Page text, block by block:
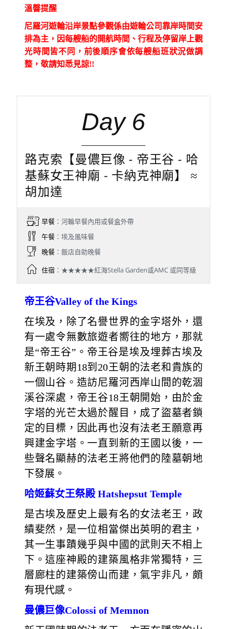
溫韾提醒
尼羅河遊輪沿岸景點參觀係由遊輪公司靠岸時間安
排為主，因每艘船的開航時間、行程及停留岸上觀
光時間皆不同，前後順序會依每艘船班狀況做調
整，敬請知悉見諒!!
Day 6
路克索【曼儂巨像 - 帝王谷 - 哈
基蘇女王神廟 - 卡納克神廟】 ≈
胡加達
早餐：河輪早餐內用或餐盒外帶
午餐：埃及風味餐
晚餐：飯店自助晚餐
住宿：★★★★★紅海Stella Garden或AMC 或同等級
帝王谷Valley of the Kings
在埃及，除了名譽世界的金字塔外，還
有一處令無數旅遊者嚮往的地方，那就
是“帝王谷”。帝王谷是埃及埋葬古埃及
新王朝時期18到20王朝的法老和貴族的
一個山谷。造訪尼羅河西岸山間的乾涸
溪谷深處，帝王谷18王朝開始，由於金
字塔的光芒太過於醒目，成了盜墓者鎖
定的目標，因此再也沒有法老王願意再
興建金字塔。一直到新的王國以後，一
些聲名顯赫的法老王將他們的陸墓朝地
下發展。
哈姬蘇女王祭殿 Hatshepsut Temple
是古埃及歷史上最有名的女法老王，政
績斐然，是一位相當傑出英明的君主，
其一生事蹟幾乎與中國的武則天不相上
下。這座神殿的建築風格非常獨特，三
層廊柱的建築傍山而建，氣宇非凡，頗
有現代感。
曼儂巨像Colossi of Memnon